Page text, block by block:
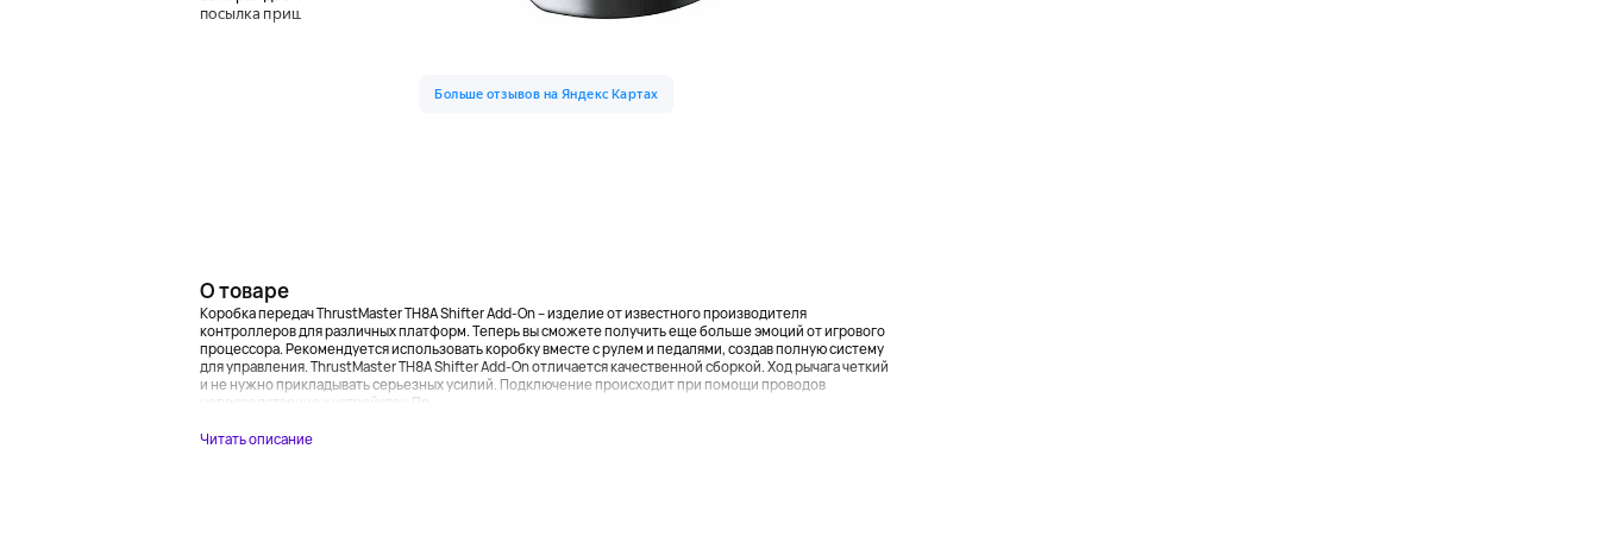
О товаре
Коробка передач ThrustMaster TH8A Shifter Add-On – изделие от известного производителя
контроллеров для различных платформ. Теперь вы сможете получить еще больше эмоций от игрового
процессора. Рекомендуется использовать коробку вместе с рулем и педалями, создав полную систему
для управления. ThrustMaster TH8A Shifter Add-On отличается качественной сборкой. Ход рычага четкий
и не нужно прикладывать серьезных усилий. Подключение происходит при помощи проводов
непосредственно к устройству. Пр...
Читать описание